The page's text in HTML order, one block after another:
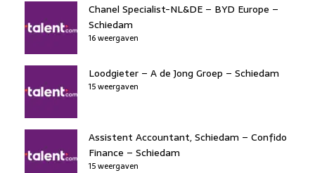
Chanel Specialist-NL&DE – BYD Europe –
Schiedam
16 weergaven
Loodgieter – A de Jong Groep – Schiedam
15 weergaven
Assistent Accountant, Schiedam – Confido
Finance – Schiedam
15 weergaven